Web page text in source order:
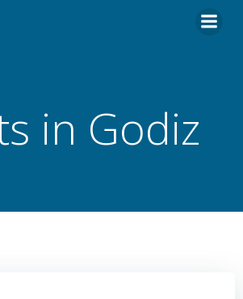
in Godiz